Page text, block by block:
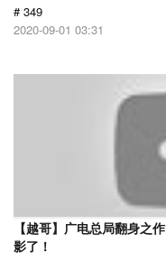
# 349
2020-09-01 03:31
【越哥】广电总局翻身之
影了！